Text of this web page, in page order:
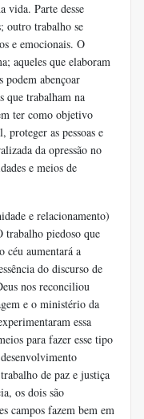
vida. Parte desse
outro trabalho se
e emocionais. O
aqueles que elaboram
podem abençoar
que trabalham na
ter como objetivo
as pessoas e
da opressão no
e meios de
e relacionamento)
trabalho piedoso que
céu aumentará a
do discurso de
nos reconciliou
e o ministério da
essa
para fazer esse tipo
de paz e justiça
os dois são
campos fazem bem em